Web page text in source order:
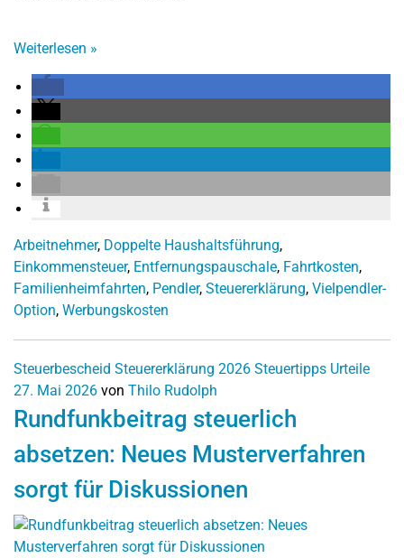
Weiterlesen »
Arbeitnehmer, Doppelte Haushaltsführung,
Einkommensteuer, Entfernungspauschale, Fahrtkosten,
Familienheimfahrten, Pendler, Steuererklärung, Vielpendler-
Option, Werbungskosten
Steuerbescheid Steuererklärung 2026 Steuertipps Urteile
27. Mai 2026 von Thilo Rudolph
Rundfunkbeitrag steuerlich
absetzen: Neues Musterverfahren
sorgt für Diskussionen